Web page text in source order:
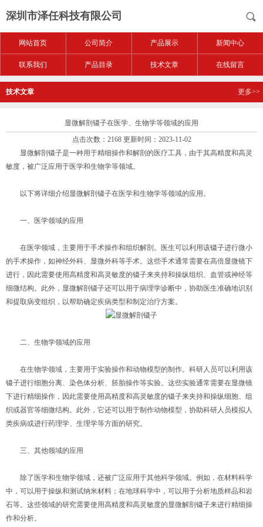
深圳市泽任科技有限公司
网站首页 公司简介 产品展示 新闻中心
联系我们 产品目录 技术文章 在线留言
技术文章 更多>>
显微解剖镊子在医学、生物学等领域的应用
点击次数：2168 更新时间：2023-11-02
显微解剖镊子是一种用于精细操作和解剖的医疗工具，由于其高精度和高灵
敏度，被广泛应用于医学和生物学等领域。
以下将详细介绍显微解剖镊子在医学和生物学等领域的应用。
一、医学领域的应用
在医学领域，主要用于手术操作和组织解剖。医生可以利用该镊子进行微小
的手术操作，如神经外科、显微外科等手术。这些手术通常需要在高倍显微镜下
进行，因此需要使用高精度和高灵敏度的镊子来夹持和操纵组织、血管或神经等
细微结构。此外，显微解剖镊子还可以用于病理学诊断中，协助医生准确地识别
和提取病变组织，以帮助确定疾病类型和制定治疗方案。
二、生物学领域的应用
在生物学领域，主要用于实验操作和动物模型的制作。科研人员可以利用该
镊子进行细胞分离、染色体分析、胚胎操作等实验。这些实验通常需要在显微镜
下进行精细操作，因此需要使用高精度和高灵敏度的镊子来夹持和操纵细胞、组
织或器官等细微结构。此外，它还可以用于制作动物模型，协助科研人员模拟人
类疾病或进行药理学、生理学等方面的研究。
三、其他领域的应用
除了医学和生物学领域，还被广泛应用于其他科学领域。例如，在材料科学
中，可以用于操纵和测试纳米材料；在地球科学中，可以用于分析地质样品和岩
石等。这些领域的研究需要使用高精度和高灵敏度的显微解剖镊子来进行精细操
作和分析。